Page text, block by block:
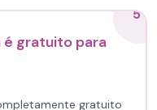
5
é gratuito para
gratuito